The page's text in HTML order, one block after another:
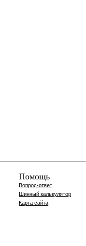
Помощь
Вопрос-ответ
Шинный калькулятор
Карта сайта